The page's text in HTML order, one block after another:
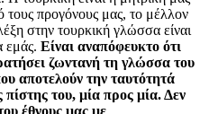
προγόνους μας, το μέλλον
στην τουρκική γλώσσα είναι
εμάς. Είναι αναπόφευκτο ότι
ζωντανή τη γλώσσα του
αποτελούν την ταυτότητά
του, μία προς μία. Δεν
έθνους μας με